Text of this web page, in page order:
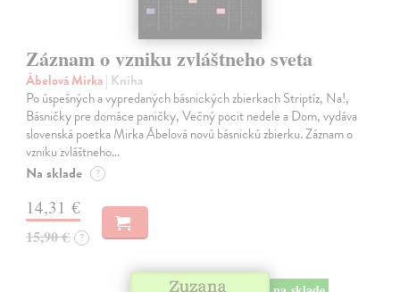
Záznam o vzniku zvláštneho sveta
Ábelová Mirka| Kniha
Po úspešných a vypredaných básnických zbierkach Striptíz, Na!,
Básničky pre domáce paničky, Večný pocit nedele a Dom, vydáva
slovenská poetka Mirka Ábelová novú básnickú zbierku. Záznam o
vzniku zvláštneho…
Na sklade ?
14,31 €
15,90 € ?